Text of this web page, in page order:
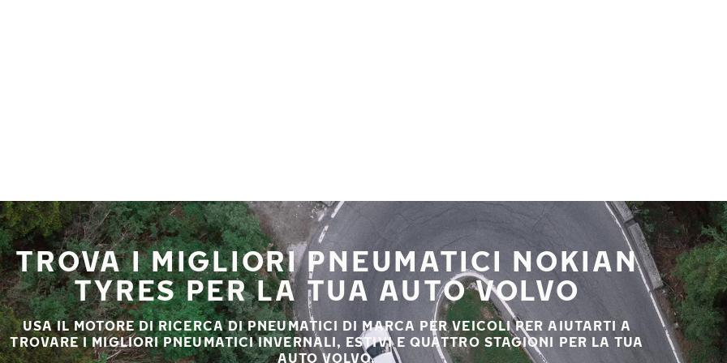
TROVA I MIGLIORI PNEUMATICI NOKIAN
TYRES PER LA TUA AUTO VOLVO
USA IL MOTORE DI RICERCA DI PNEUMATICI DI MARCA PER VEICOLI PER AIUTARTI A
TROVARE I MIGLIORI PNEUMATICI INVERNALI, ESTIVI E QUATTRO STAGIONI PER LA TUA
AUTO VOLVO.